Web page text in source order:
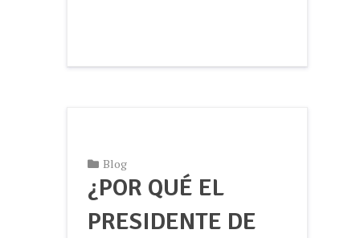
Blog
¿POR QUÉ EL
PRESIDENTE DE